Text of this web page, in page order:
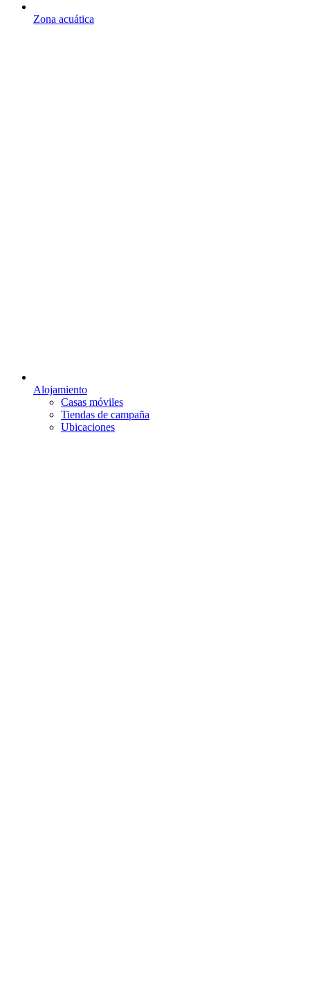
Zona acuática
Alojamiento
Casas móviles
Tiendas de campaña
Ubicaciones